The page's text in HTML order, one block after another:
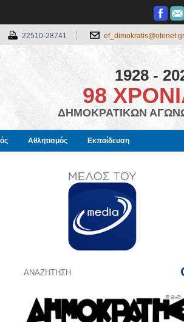
22510-28741 ef_dimokratis@otenet.gr
1928 -
98
ΔΗΜΟΚΡΑΤΙΚΩΝ
Αθλητισμός Εκπαίδευση